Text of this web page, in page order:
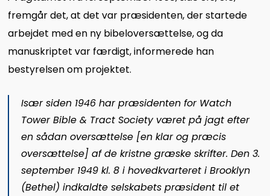
fremgår det, at det var præsidenten, der startede
arbejdet med en ny bibeloversættelse, og da
manuskriptet var færdigt, informerede han
bestyrelsen om projektet.
Især siden 1946 har præsidenten for Watch
Tower Bible & Tract Society været på jagt efter
en sådan oversættelse [en klar og præcis
oversættelse] af de kristne græske skrifter. Den 3.
september 1949 kl. 8 i hovedkvarteret i Brooklyn
(Bethel) indkaldte selskabets præsident til et